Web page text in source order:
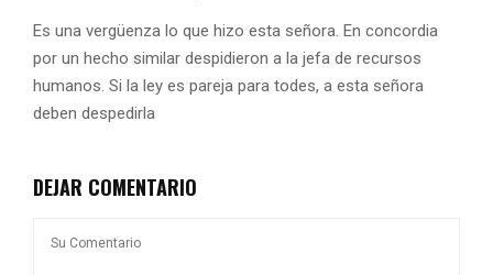
Es una vergüenza lo que hizo esta señora. En concordia
por un hecho similar despidieron a la jefa de recursos
humanos. Si la ley es pareja para todes, a esta señora
deben despedirla
DEJAR COMENTARIO